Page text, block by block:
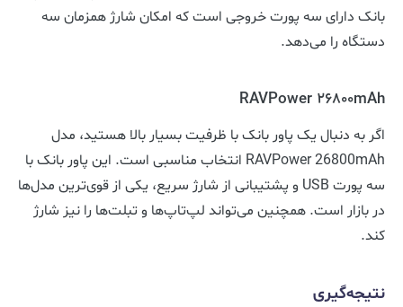
بانک دارای سه پورت خروجی است که امکان شارژ همزمان سه
دستگاه را می‌دهد.
RAVPower 26800mAh
اگر به دنبال یک پاور بانک با ظرفیت بسیار بالا هستید، مدل
RAVPower 26800mAh انتخاب مناسبی است. این پاور بانک با
سه پورت USB و پشتیبانی از شارژ سریع، یکی از قوی‌ترین مدل‌ها
در بازار است. همچنین می‌تواند لپ‌تاپ‌ها و تبلت‌ها را نیز شارژ
کند.
نتیجه‌گیری